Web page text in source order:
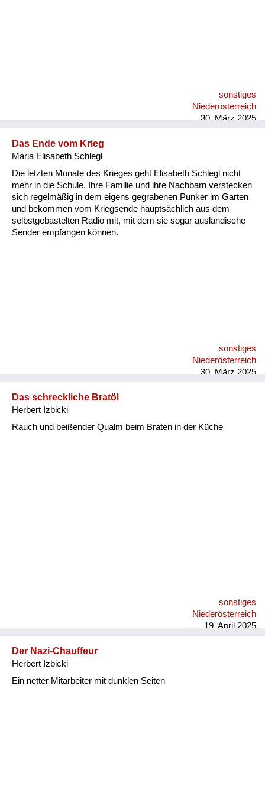
sonstiges
Niederösterreich
30. März 2025
Das Ende vom Krieg
Maria Elisabeth Schlegl
Die letzten Monate des Krieges geht Elisabeth Schlegl nicht
mehr in die Schule. Ihre Familie und ihre Nachbarn verstecken
sich regelmäßig in dem eigens gegrabenen Punker im Garten
und bekommen vom Kriegsende hauptsächlich aus dem
selbstgebastelten Radio mit, mit dem sie sogar ausländische
Sender empfangen können.
sonstiges
Niederösterreich
30. März 2025
Das schreckliche Bratöl
Herbert Izbicki
Rauch und beißender Qualm beim Braten in der Küche
sonstiges
Niederösterreich
19. April 2025
Der Nazi-Chauffeur
Herbert Izbicki
Ein netter Mitarbeiter mit dunklen Seiten